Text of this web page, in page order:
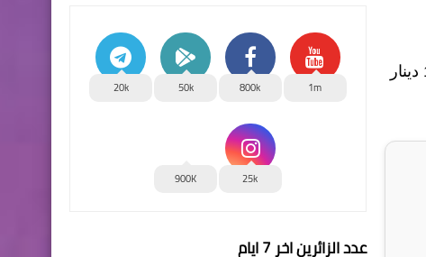
وكان مجلس الوزراء، قد أعلن بتاريخ 7 شباط/فبراير 2022، المصادقة على تعديل سعر صرف الدولار إلى 1320 دينار
1m
800k
50k
20k
25k
900K
عدد الزائرين اخر 7 ايام